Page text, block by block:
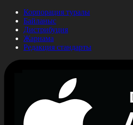
Корпорация туралы
Байланыс
Дистрибуция
Жарнама
Редакция стандарты